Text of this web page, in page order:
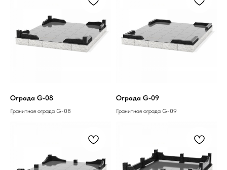
Ограда G-08
Гранитная ограда G-08
Ограда G-09
Гранитная ограда G-09